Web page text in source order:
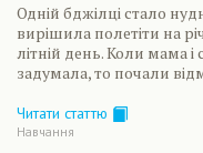
Одній бджілці стало
вирішила полетіти на
літній день. Коли мама
задумала, то почали
Читати статтю
Навчання